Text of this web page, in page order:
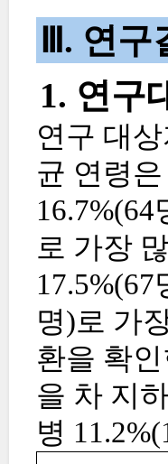
Ⅲ. 연구
1. 연구
연구 대
균 연령
로 가장
명)로 가
환을 확
을 차 지
병